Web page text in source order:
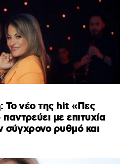
Το νέο της hit «Πες
με επιτυχία
σύγχρονο ρυθμό και